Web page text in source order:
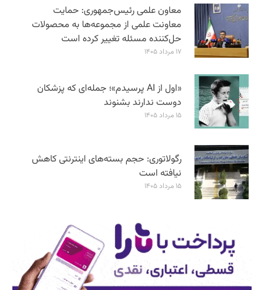
معاون علمی رئیس‌جمهوری: حمایت
معاونت علمی از مجموعه‌ها به محصولات
حل‌کننده مسئله تغییر کرده است
۱۷ مرداد ۱۴۰۵
«اول از AI پرسیدم»؛ جمله‌ای که پزشکان
دوست ندارند بشنوند
۱۵ مرداد ۱۴۰۵
رگولاتوری: حجم بسته‌های اینترنتی کاهش
نیافته است
۱۵ مرداد ۱۴۰۵